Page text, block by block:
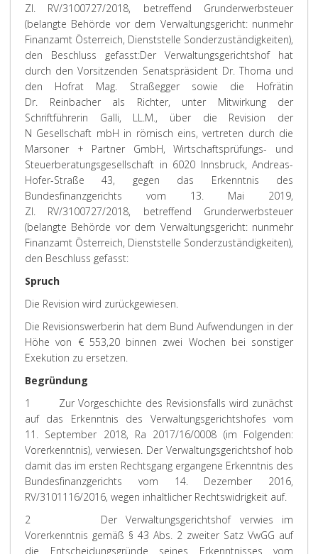
Zl. RV/3100727/2018, betreffend Grunderwerbsteuer
(belangte Behörde vor dem Verwaltungsgericht: nunmehr
Finanzamt Österreich, Dienststelle Sonderzuständigkeiten),
den Beschluss gefasst:Der Verwaltungsgerichtshof hat
durch den Vorsitzenden Senatspräsident Dr. Thoma und
den Hofrat Mag. Straßegger sowie die Hofrätin
Dr. Reinbacher als Richter, unter Mitwirkung der
Schriftführerin Galli, LL.M., über die Revision der
N Gesellschaft mbH in römisch eins, vertreten durch die
Marsoner + Partner GmbH, Wirtschaftsprüfungs- und
Steuerberatungsgesellschaft in 6020 Innsbruck, Andreas-
Hofer-Straße 43, gegen das Erkenntnis des
Bundesfinanzgerichts vom 13. Mai 2019,
Zl. RV/3100727/2018, betreffend Grunderwerbsteuer
(belangte Behörde vor dem Verwaltungsgericht: nunmehr
Finanzamt Österreich, Dienststelle Sonderzuständigkeiten),
den Beschluss gefasst:
Spruch
Die Revision wird zurückgewiesen.
Die Revisionswerberin hat dem Bund Aufwendungen in der
Höhe von € 553,20 binnen zwei Wochen bei sonstiger
Exekution zu ersetzen.
Begründung
1 Zur Vorgeschichte des Revisionsfalls wird zunächst
auf das Erkenntnis des Verwaltungsgerichtshofes vom
11. September 2018, Ra 2017/16/0008 (im Folgenden:
Vorerkenntnis), verwiesen. Der Verwaltungsgerichtshof hob
damit das im ersten Rechtsgang ergangene Erkenntnis des
Bundesfinanzgerichts vom 14. Dezember 2016,
RV/3101116/2016, wegen inhaltlicher Rechtswidrigkeit auf.
2 Der Verwaltungsgerichtshof verwies im
Vorerkenntnis gemäß § 43 Abs. 2 zweiter Satz VwGG auf
die Entscheidungsgründe seines Erkenntnisses vom